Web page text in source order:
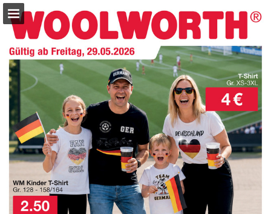
woolworth.de
Seitenübersicht
Suchen
Datenschutzerklärung anzeigen
Bereitgestellt von Publitas